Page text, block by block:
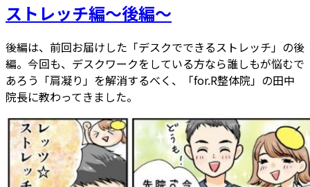
ストレッチ編～後編～
後編は、前回お届けした「デスクでできるストレッチ」の後
編。今回も、デスクワークをしている方なら誰しもが悩むで
あろう「肩凝り」を解消するべく、「for.R整体院」の田中
院長に教わってきました。